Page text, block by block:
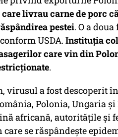
livrau carne de porc
pestei. O a
USDA. Instituţia
care vin din
.
virusul a fost descoperit
Polonia, Ungaria
africană, autorităţile
se răspândeşte